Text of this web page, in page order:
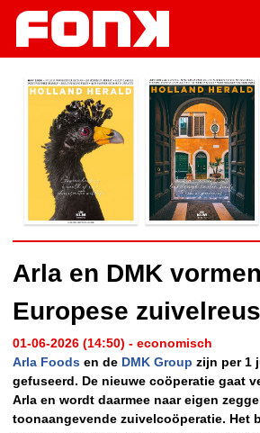
Arla en DMK
Europese zuivelreus
01-06-2026 (14:50) - economisch
Arla Foods en de DMK Group zijn per 1
gefuseerd. De nieuwe coöperatie gaat
Arla en wordt daarmee naar eigen
toonaangevende zuivelcoöperatie. Het